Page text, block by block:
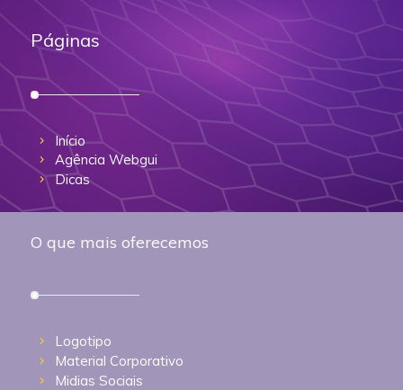
Páginas
Início
Agência Webgui
Dicas
O que mais oferecemos
Logotipo
Material Corporativo
Midias Sociais